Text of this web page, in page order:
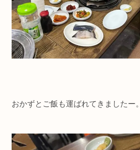
おかずとご飯も運ばれてきましたー。